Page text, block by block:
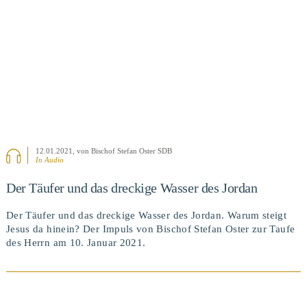
12.01.2021
, von Bischof Stefan Oster SDB
In Audio
Der Täufer und das dreckige Wasser des Jordan
Der Täufer und das dreckige Wasser des Jordan. Warum steigt
Jesus da hinein? Der Impuls von Bischof Stefan Oster zur Taufe
des Herrn am 10. Januar 2021.